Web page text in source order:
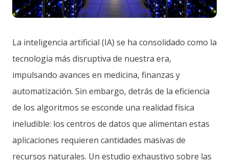
La inteligencia artificial (IA) se ha consolidado como la
tecnología más disruptiva de nuestra era,
impulsando avances en medicina, finanzas y
automatización. Sin embargo, detrás de la eficiencia
de los algoritmos se esconde una realidad física
ineludible: los centros de datos que alimentan estas
aplicaciones requieren cantidades masivas de
recursos naturales. Un estudio exhaustivo sobre las